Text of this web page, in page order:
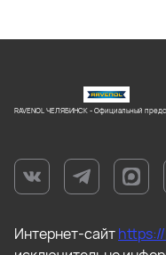
RAVENOL ЧЕЛЯБИНСК - Официальный
Интернет-сайт